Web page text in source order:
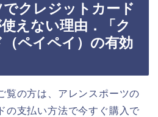
クレジットカード
えない理由．「ク
ペイペイ）の有効
覧の方は、アレンスポーツの
の支払い方法で今すぐ購入で